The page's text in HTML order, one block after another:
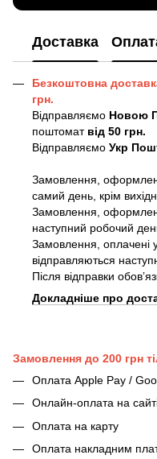
Доставка
Безкоштовна
грн.
Відправляємо Новою
поштомат від 50 грн.
Відправляємо Укр
Замовлення,
самий день, крім
Замовлення,
наступний робочий
Замовлення, оплачені у
відправляються
Після відправки
Докладніше про
Замовлення до 200 грн
Оплата Apple Pay /
Онлайн-оплата на
Оплата на карту
Оплата накладним